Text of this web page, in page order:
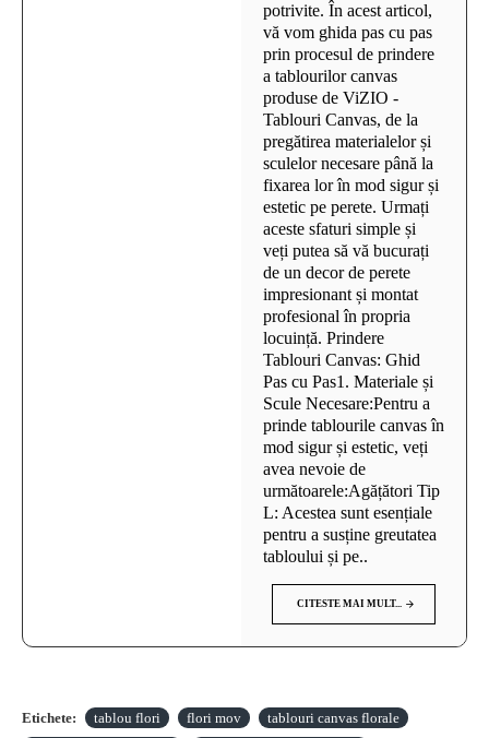
potrivite. În acest articol,
vă vom ghida pas cu pas
prin procesul de prindere
a tablourilor canvas
produse de ViZIO -
Tablouri Canvas, de la
pregătirea materialelor și
sculelor necesare până la
fixarea lor în mod sigur și
estetic pe perete. Urmați
aceste sfaturi simple și
veți putea să vă bucurați
de un decor de perete
impresionant și montat
profesional în propria
locuință. Prindere
Tablouri Canvas: Ghid
Pas cu Pas1. Materiale și
Scule Necesare:Pentru a
prinde tablourile canvas în
mod sigur și estetic, veți
avea nevoie de
următoarele:Agățători Tip
L: Acestea sunt esențiale
pentru a susține greutatea
tabloului și pe..
CITESTE MAI MULT...
Etichete: tablou flori flori mov
tablouri canvas florale